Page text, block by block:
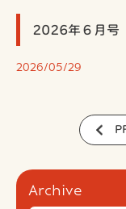
2026年６月号
2026/05/29
Archive